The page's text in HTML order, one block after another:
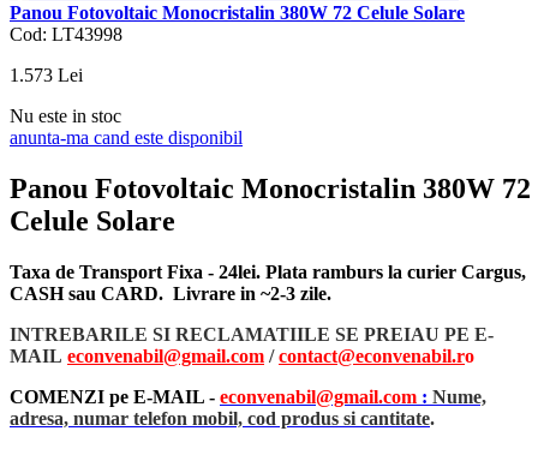
Panou Fotovoltaic Monocristalin 380W 72 Celule Solare
Cod: LT43998
1.573 Lei
Nu este in stoc
anunta-ma cand este disponibil
Panou Fotovoltaic Monocristalin 380W 72
Celule Solare
Taxa de Transport Fixa - 24lei. Plata ramburs la curier Cargus,
CASH sau CARD. Livrare in ~2-3 zile.
INTREBARILE SI RECLAMATIILE SE PREIAU PE E-
MAIL econvenabil@gmail.com /contact@econvenabil.ro
COMENZI pe E-MAIL - econvenabil@gmail.com : Nume,
adresa, numar telefon mobil, cod produs si cantitate.